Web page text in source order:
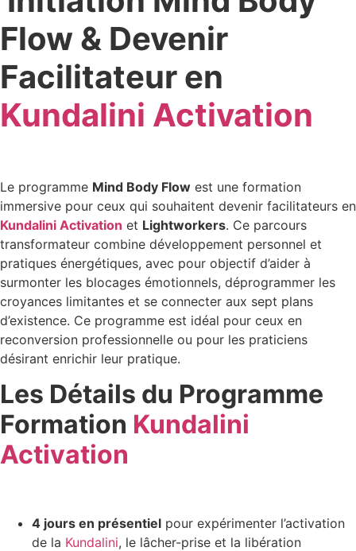
Flow & Devenir
Facilitateur en
Kundalini Activation
Le programme Mind Body Flow est une formation
immersive pour ceux qui souhaitent devenir facilitateurs en
Kundalini Activation et Lightworkers. Ce parcours
transformateur combine développement personnel et
pratiques énergétiques, avec pour objectif d’aider à
surmonter les blocages émotionnels, déprogrammer les
croyances limitantes et se connecter aux sept plans
d’existence. Ce programme est idéal pour ceux en
reconversion professionnelle ou pour les praticiens
désirant enrichir leur pratique.
Les Détails du Programme
Formation Kundalini
Activation
4 jours en présentiel pour expérimenter l’activation
de la Kundalini, le lâcher-prise et la libération